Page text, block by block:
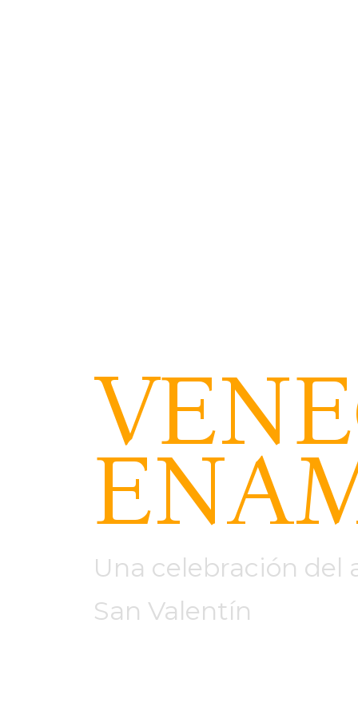
Una celebración del
San Valentín